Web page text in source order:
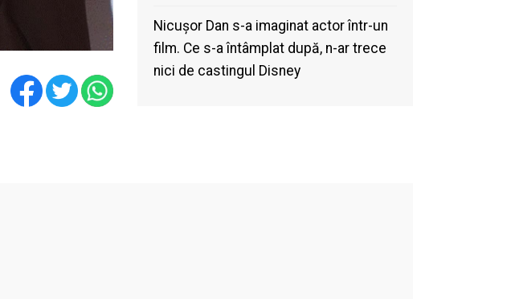
Nicușor Dan s-a imaginat actor într-un
film. Ce s-a întâmplat după, n-ar trece
nici de castingul Disney